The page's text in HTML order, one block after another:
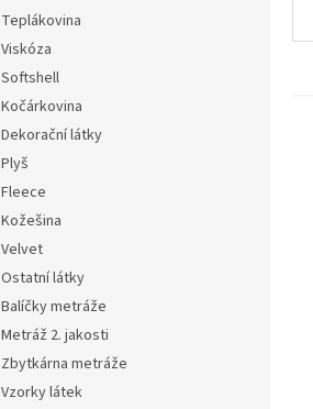
Teplákovina
Viskóza
Softshell
Kočárkovina
Dekorační látky
Plyš
Fleece
Kožešina
Velvet
Ostatní látky
Balíčky metráže
Metráž 2. jakosti
Zbytkárna metráže
Vzorky látek